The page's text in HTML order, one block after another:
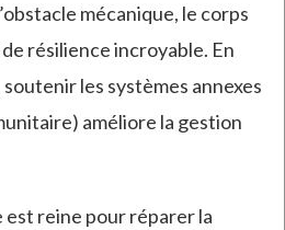
mécanique, le corps
résilience incroyable. En
les systèmes annexes
améliore la gestion
est reine pour réparer la